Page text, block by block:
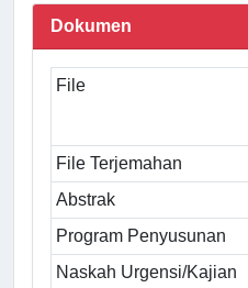
Dokumen
File
File Terjemahan
Abstrak
Program Penyusunan
Naskah Urgensi/Kajian